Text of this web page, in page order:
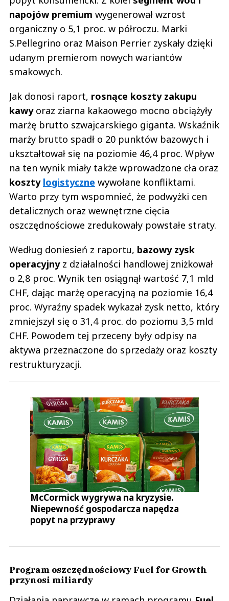
napojów premium wygenerował wzrost
organiczny o 5,1 proc. w półroczu. Marki
S.Pellegrino oraz Maison Perrier zyskały dzięki
udanym premierom nowych wariantów
smakowych.
Jak donosi raport, rosnące koszty zakupu
kawyoraz ziarna kakaowego mocno obciążyły
marżę brutto szwajcarskiego giganta. Wskaźnik
marży brutto spadł o 20 punktów bazowych i
ukształtował się na poziomie 46,4 proc. Wpływ
na ten wynik miały także wprowadzone cła oraz
koszty logistyczne wywołane konfliktami.
Warto przy tym wspomnieć, że podwyżki cen
detalicznych oraz wewnętrzne cięcia
oszczędnościowe zredukowały powstałe straty.
Według doniesień z raportu, bazowy zysk
operacyjnyz działalności handlowej zniżkował
o 2,8 proc. Wynik ten osiągnął wartość 7,1 mld
CHF, dając marżę operacyjną na poziomie 16,4
proc. Wyraźny spadek wykazał zysk netto, który
zmniejszył się o 31,4 proc. do poziomu 3,5 mld
CHF. Powodem tej przeceny były odpisy na
aktywa przeznaczone do sprzedaży oraz koszty
restrukturyzacji.
McCormick wygrywa na kryzysie.
Niepewność gospodarcza napędza
popyt na przyprawy
Program oszczędnościowy Fuel for Growth
przynosi miliardy